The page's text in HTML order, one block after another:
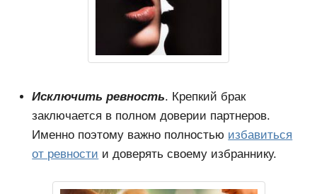
Исключить ревность. Крепкий брак
заключается в полном доверии партнеров.
Именно поэтому важно полностью избавиться
от ревности и доверять своему избраннику.